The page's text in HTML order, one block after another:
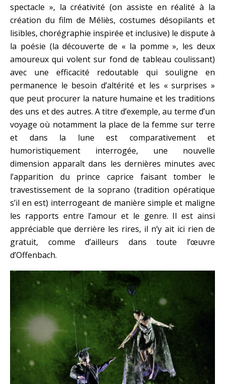
spectacle », la créativité (on assiste en réalité à la
création du film de Méliès, costumes désopilants et
lisibles, chorégraphie inspirée et inclusive) le dispute à
la poésie (la découverte de « la pomme », les deux
amoureux qui volent sur fond de tableau coulissant)
avec une efficacité redoutable qui souligne en
permanence le besoin d’altérité et les « surprises »
que peut procurer la nature humaine et les traditions
des uns et des autres. A titre d’exemple, au terme d’un
voyage où notamment la place de la femme sur terre
et dans la lune est comparativement et
humoristiquement interrogée, une nouvelle
dimension apparaît dans les dernières minutes avec
l’apparition du prince caprice faisant tomber le
travestissement de la soprano (tradition opératique
s’il en est) interrogeant de manière simple et maligne
les rapports entre l’amour et le genre. Il est ainsi
appréciable que derrière les rires, il n’y ait ici rien de
gratuit, comme d’ailleurs dans toute l’œuvre
d’Offenbach.